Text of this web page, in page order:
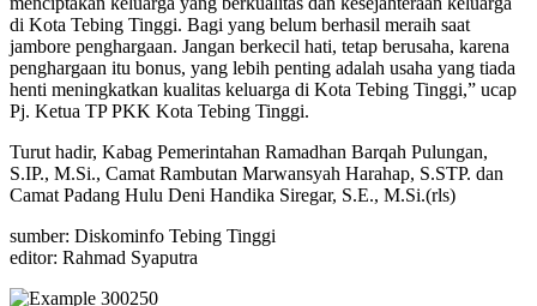
di Kota Tebing Tinggi. Bagi yang belum berhasil meraih saat
jambore penghargaan. Jangan berkecil hati, tetap berusaha, karena
penghargaan itu bonus, yang lebih penting adalah usaha yang tiada
henti meningkatkan kualitas keluarga di Kota Tebing Tinggi,” ucap
Pj. Ketua TP PKK Kota Tebing Tinggi.
Turut hadir, Kabag Pemerintahan Ramadhan Barqah Pulungan,
S.IP., M.Si., Camat Rambutan Marwansyah Harahap, S.STP. dan
Camat Padang Hulu Deni Handika Siregar, S.E., M.Si.(rls)
sumber: Diskominfo Tebing Tinggi
editor: Rahmad Syaputra